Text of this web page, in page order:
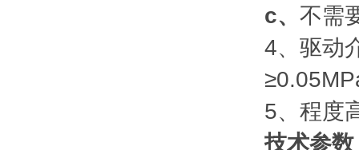
c、 不需
4、驱动
5、程度
技术参数